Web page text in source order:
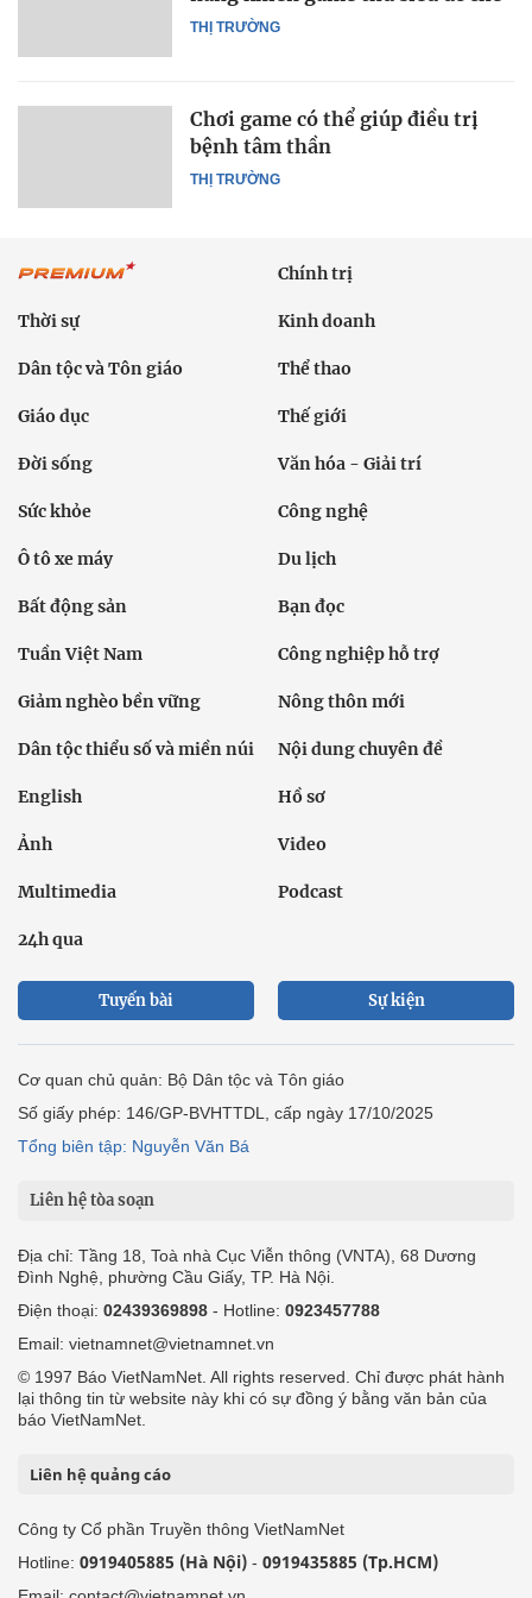
THỊ TRƯỜNG
THỊ TRƯỜNG
Chơi game có thể giúp điều trị
bệnh tâm thần
Chính trị
Thời sự Kinh doanh
Dân tộc và Tôn giáo Thể thao
Giáo dục Thế giới
Đời sống Văn hóa - Giải trí
Sức khỏe Công nghệ
Ô tô xe máy Du lịch
Bất động sản Bạn đọc
Tuần Việt Nam Công nghiệp hỗ trợ
Giảm nghèo bền vững Nông thôn mới
Dân tộc thiểu số và miền núi Nội dung chuyên đề
English Hồ sơ
Ảnh Video
Multimedia Podcast
24h qua
Tuyến bài Sự kiện
Cơ quan chủ quản: Bộ Dân tộc và Tôn giáo
Số giấy phép: 146/GP-BVHTTDL, cấp ngày 17/10/2025
Tổng biên tập: Nguyễn Văn Bá
Liên hệ tòa soạn
Địa chỉ: Tầng 18, Toà nhà Cục Viễn thông (VNTA), 68 Dương
Đình Nghệ, phường Cầu Giấy, TP. Hà Nội.
Điện thoại: 02439369898 - Hotline: 0923457788
Email: vietnamnet@vietnamnet.vn
© 1997 Báo VietNamNet. All rights reserved. Chỉ được phát hành
lại thông tin từ website này khi có sự đồng ý bằng văn bản của
báo VietNamNet.
Liên hệ quảng cáo
Công ty Cổ phần Truyền thông VietNamNet
Hotline: 0919405885 (Hà Nội) - 0919435885 (Tp.HCM)